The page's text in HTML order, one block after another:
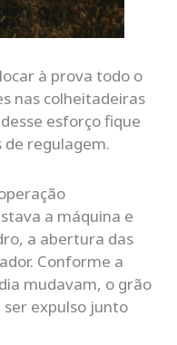
à prova todo o
nas colheitadeiras
esforço fique
de regulagem.
a máquina e
a abertura das
Conforme a
mudavam, o grão
expulso junto